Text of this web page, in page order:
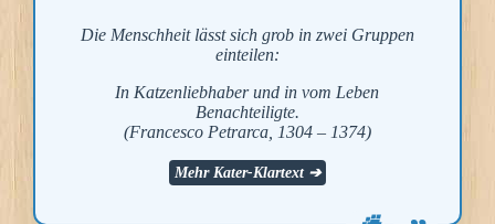
Die Menschheit lässt sich grob in zwei Gruppen
einteilen:
In Katzenliebhaber und in vom Leben
Benachteiligte.
(Francesco Petrarca, 1304 – 1374)
Mehr Kater-Klartext ➔